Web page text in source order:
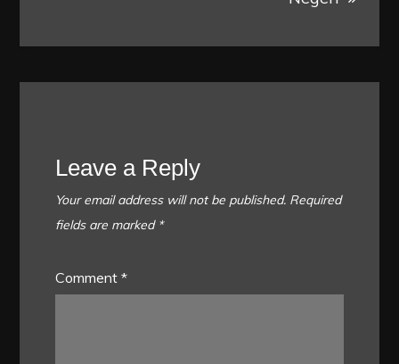
Leave a Reply
Your email address will not be published. Required
fields are marked *
Comment*